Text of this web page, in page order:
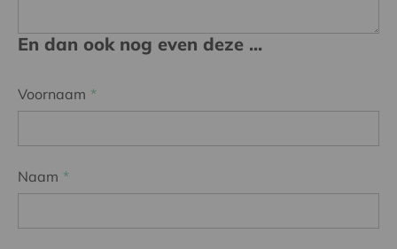
En dan ook nog even deze ...
Voornaam
Naam